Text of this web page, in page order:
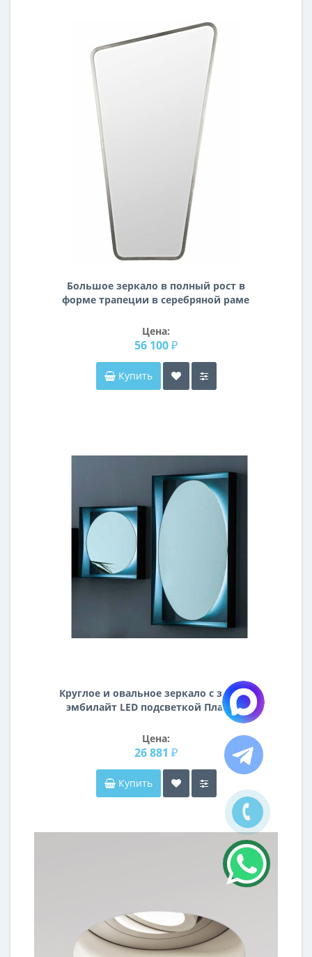
Большое зеркало в полный рост в
форме трапеции в серебряной раме
50/90*185 см
Цена:
56 100 ₽
Купить
Круглое и овальное зеркало с задней
эмбилайт LED подсветкой Планета
Цена:
26 881 ₽
Купить